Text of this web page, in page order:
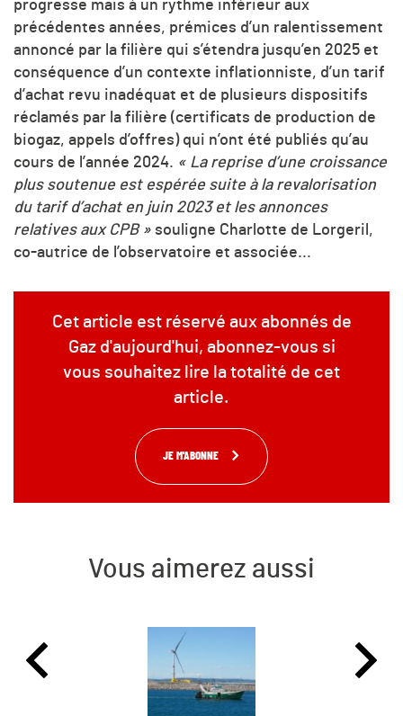
progresse mais à un rythme inférieur aux
précédentes années, prémices d’un ralentissement
annoncé par la filière qui s’étendra jusqu’en 2025 et
conséquence d’un contexte inflationniste, d’un tarif
d’achat revu inadéquat et de plusieurs dispositifs
réclamés par la filière (certificats de production de
biogaz, appels d’offres) qui n’ont été publiés qu’au
cours de l’année 2024. « La reprise d’une croissance
plus soutenue est espérée suite à la revalorisation
du tarif d’achat en juin 2023 et les annonces
relatives aux CPB » souligne Charlotte de Lorgeril,
co-autrice de l’observatoire et associée...
Cet article est réservé aux abonnés de
Gaz d'aujourd'hui, abonnez-vous si
vous souhaitez lire la totalité de cet
article.
JE M'ABONNE
Vous aimerez aussi